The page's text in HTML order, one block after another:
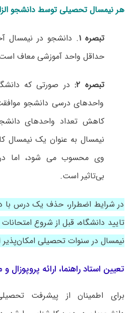
هر نیمسال تحصیلی توسط دانشجو
تبصره۱. دانشجو در نیمسال
حداقل واحد آموزشی معاف
تبصره ۲:در صورتی که
واحدهای درسی دانشجو
کاهش تعداد واحدهای
نیمسال به عنوان یک نیمسال
وی محسوب می شود، اما
بی‌تاثیر است.
در شرایط اضطرار، حذف یک درس با
تایید دانشگاه، قبل از شروع
نیمسال در سنوات تحصیلی
تعیین استاد راهنما، ارائه
برای اطمینان از پیشرفت